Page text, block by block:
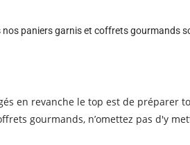
paniers garnis et coffrets gourmands
en revanche le top est de préparer
gourmands, n’omettez pas d'y